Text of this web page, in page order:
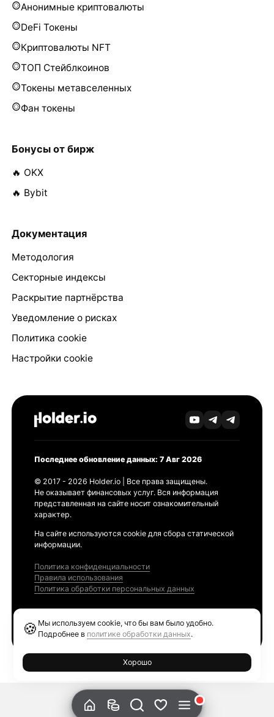
Анонимные криптовалюты
DeFi Токены
Криптовалюты NFT
ТОП Стейблкоинов
Токены метавселенных
Фан токены
Бонусы от бирж
🔥 OKX
🔥 Bybit
Документация
Методология
Секторные индексы
Раскрытие партнёрства
Уведомление о рисках
Политика cookie
Настройки cookie
Последнее обновление данных: 7 Авг 2026
© 2017 - 2026 Holder.io | Все права защищены.
Не оказывает финансовых услуг. Вся информация
представленная на сайте носит ознакомительный
характер.
На сайте используются cookie для сбора статической
информации.
Политика конфиденциальности
Правила использования
Политика обработки персональных данных
🍪 Мы используем cookie, что бы вам было удобно.
Подробнее в политике обработки данных.
Хорошо
Ethereum GAS Tracker